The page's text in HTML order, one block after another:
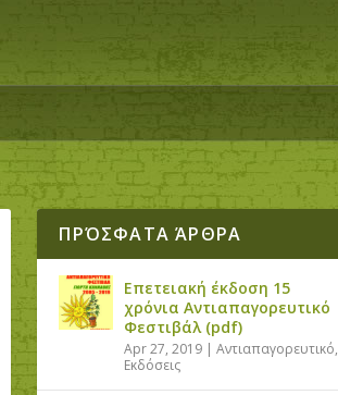
ΠΡΌΣΦΑΤΑ ΆΡΘΡΑ
Επετειακή έκδοση 15
χρόνια Αντιαπαγορευτικό
Φεστιβάλ (pdf)
Apr 27, 2019 |Αντιαπαγορευτικό,
Εκδόσεις